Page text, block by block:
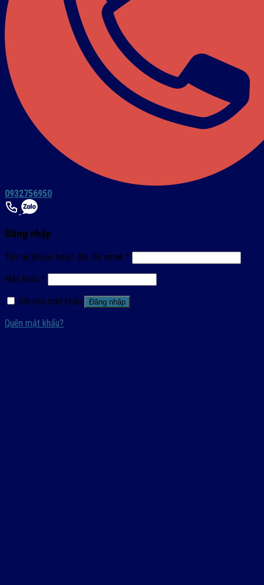
0932756950
Đăng nhập
Tên tài khoản hoặc địa chỉ email *
Mật khẩu *
Ghi nhớ mật khẩu
Đăng nhập
Quên mật khẩu?